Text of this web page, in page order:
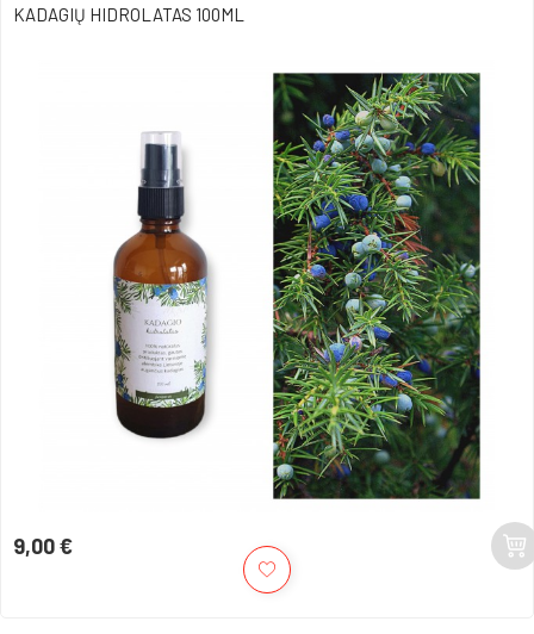
KADAGIŲ HIDROLATAS 100ML
Kaina
9,00 €